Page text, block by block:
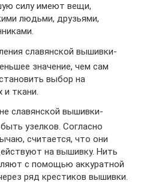
силу имеют вещи,
людьми, друзьями,
славянской вышивки-
значение, чем сам
выбор на
и ткани.
славянской вышивки-
узелков. Согласно
считается, что они
на вышивку. Нить
с помощью аккуратной
ряд крестиков вышивки.